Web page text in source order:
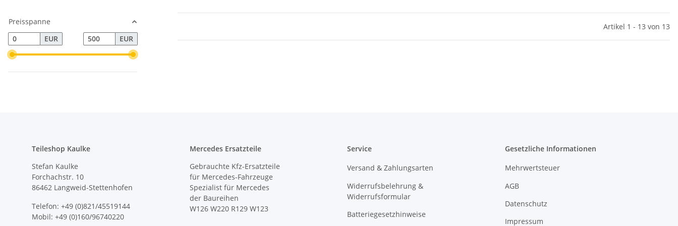
Artikel 1 - 13 von 13
Preisspanne
EUR
EUR
Teileshop Kaulke
Stefan Kaulke
Forchachstr. 10
86462 Langweid-Stettenhofen
Telefon: +49 (0)821/45519144
Mobil: +49 (0)160/96740220
Mercedes Ersatzteile
Gebrauchte Kfz-Ersatzteile
für Mercedes-Fahrzeuge
Spezialist für Mercedes
der Baureihen
W126 W220 R129 W123
Service
Versand & Zahlungsarten
Widerrufsbelehrung &
Widerrufsformular
Batteriegesetzhinweise
Gesetzliche Informationen
Mehrwertsteuer
AGB
Datenschutz
Impressum